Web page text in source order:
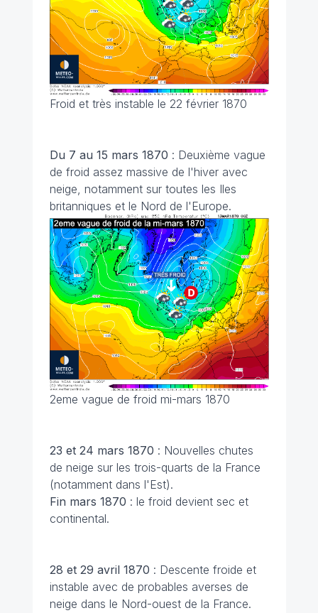
Froid et très instable le 22 février 1870
Du 7 au 15 mars 1870 : Deuxième vague
de froid assez massive de l'hiver avec
neige, notamment sur toutes les Iles
britanniques et le Nord de l'Europe.
2eme vague de froid mi-mars 1870
23 et 24 mars 1870 : Nouvelles chutes
de neige sur les trois-quarts de la France
(notamment dans l'Est).
Fin mars 1870 : le froid devient sec et
continental.
28 et 29 avril 1870 : Descente froide et
instable avec de probables averses de
neige dans le Nord-ouest de la France.